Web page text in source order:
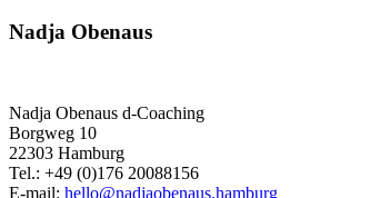
Nadja Obenaus
Nadja Obenaus d-Coaching
Borgweg 10
22303 Hamburg
Tel.: +49 (0)176 20088156
E-mail: hello@nadjaobenaus.hamburg